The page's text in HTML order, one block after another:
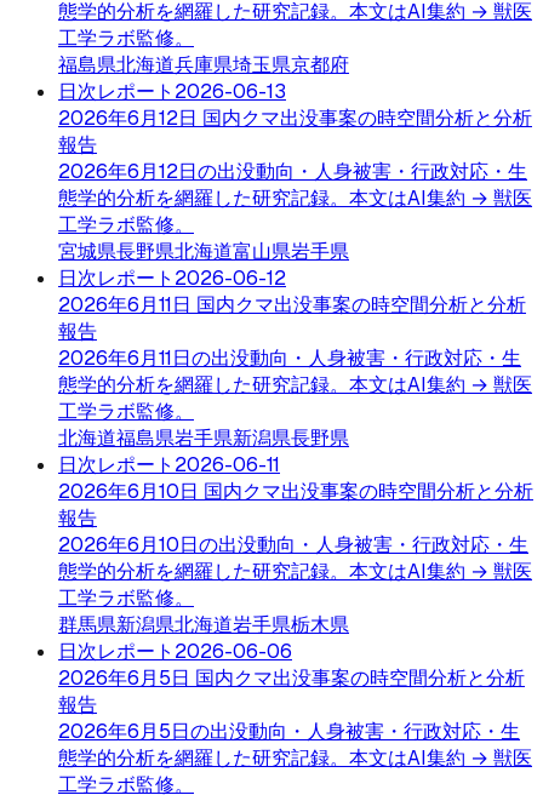
態学的分析を網羅した研究記録。本文はAI集約 → 獣医
工学ラボ監修。
福島県北海道兵庫県埼玉県京都府
日次レポート 2026-06-13
2026年6月12日 国内クマ出没事案の時空間分析と分析
報告
2026年6月12日の出没動向・人身被害・行政対応・生
態学的分析を網羅した研究記録。本文はAI集約 → 獣医
工学ラボ監修。
宮城県長野県北海道富山県岩手県
日次レポート 2026-06-12
2026年6月11日 国内クマ出没事案の時空間分析と分析
報告
2026年6月11日の出没動向・人身被害・行政対応・生
態学的分析を網羅した研究記録。本文はAI集約 → 獣医
工学ラボ監修。
北海道福島県岩手県新潟県長野県
日次レポート 2026-06-11
2026年6月10日 国内クマ出没事案の時空間分析と分析
報告
2026年6月10日の出没動向・人身被害・行政対応・生
態学的分析を網羅した研究記録。本文はAI集約 → 獣医
工学ラボ監修。
群馬県新潟県北海道岩手県栃木県
日次レポート 2026-06-06
2026年6月5日 国内クマ出没事案の時空間分析と分析
報告
2026年6月5日の出没動向・人身被害・行政対応・生
態学的分析を網羅した研究記録。本文はAI集約 → 獣医
工学ラボ監修。